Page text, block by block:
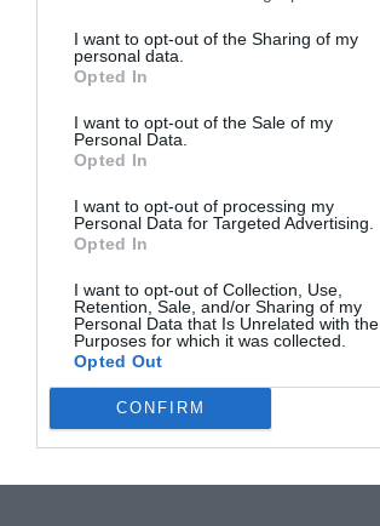
I want to opt-out of the Sharing of my
personal data.
Opted In
I want to opt-out of the Sale of my
Personal Data.
Opted In
I want to opt-out of processing my
Personal Data for Targeted Advertising.
Opted In
I want to opt-out of Collection, Use,
Retention, Sale, and/or Sharing of my
Personal Data that Is Unrelated with the
Purposes for which it was collected.
Opted Out
CONFIRM